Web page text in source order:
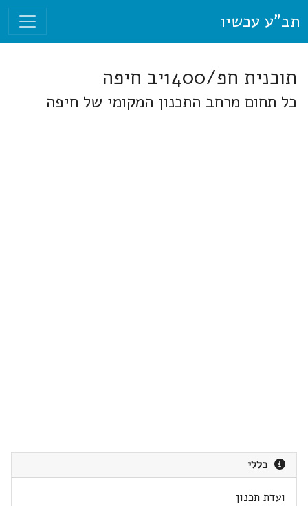
תב"ע עכשיו
תוכנית חפ/1400יב חיפה
כל תחום מרחב התכנון המקומי של חיפה
כללי
ועדת תכנון